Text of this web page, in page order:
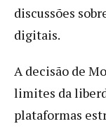
discussões
digitais.
A decisão de
limites da
plataformas